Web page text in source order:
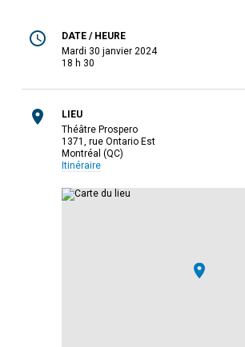
DATE / HEURE
mardi 30 janvier 2024
18 h 30
LIEU
Théâtre Prospero
1371, rue Ontario Est
Montréal (QC)
Itinéraire